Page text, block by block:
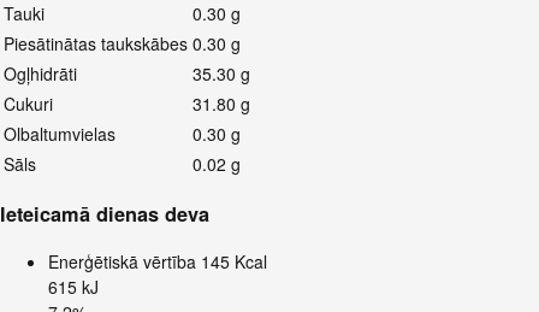
Tauki
0.30 g
Piesātinātas taukskābes 0.30 g
Ogļhidrāti
35.30 g
Cukuri
31.80 g
Olbaltumvielas
0.30 g
Sāls
0.02 g
Ieteicamā dienas deva
Enerģētiskā vērtība 145 Kcal
615 kJ